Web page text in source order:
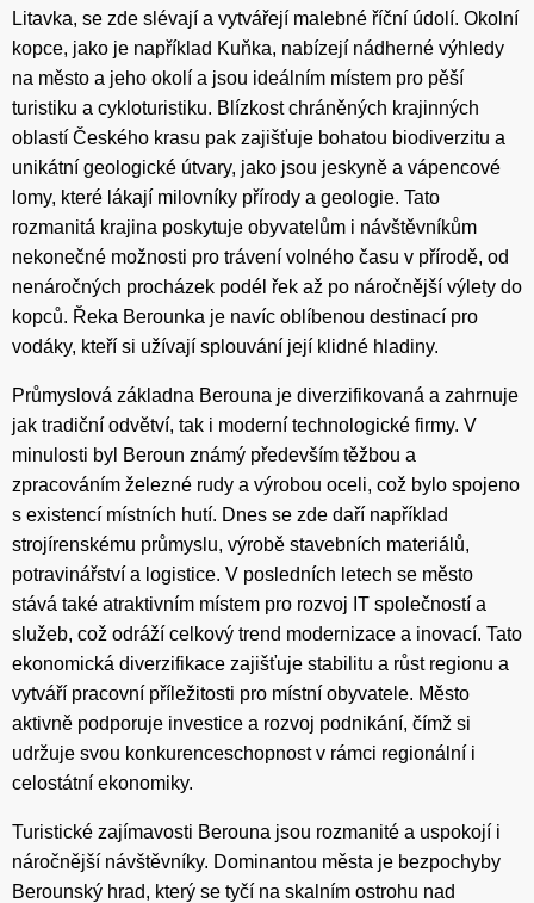
Litavka, se zde slévají a vytvářejí malebné říční údolí. Okolní
kopce, jako je například Kuňka, nabízejí nádherné výhledy
na město a jeho okolí a jsou ideálním místem pro pěší
turistiku a cykloturistiku. Blízkost chráněných krajinných
oblastí Českého krasu pak zajišťuje bohatou biodiverzitu a
unikátní geologické útvary, jako jsou jeskyně a vápencové
lomy, které lákají milovníky přírody a geologie. Tato
rozmanitá krajina poskytuje obyvatelům i návštěvníkům
nekonečné možnosti pro trávení volného času v přírodě, od
nenáročných procházek podél řek až po náročnější výlety do
kopců. Řeka Berounka je navíc oblíbenou destinací pro
vodáky, kteří si užívají splouvání její klidné hladiny.
Průmyslová základna Berouna je diverzifikovaná a zahrnuje
jak tradiční odvětví, tak i moderní technologické firmy. V
minulosti byl Beroun známý především těžbou a
zpracováním železné rudy a výrobou oceli, což bylo spojeno
s existencí místních hutí. Dnes se zde daří například
strojírenskému průmyslu, výrobě stavebních materiálů,
potravinářství a logistice. V posledních letech se město
stává také atraktivním místem pro rozvoj IT společností a
služeb, což odráží celkový trend modernizace a inovací. Tato
ekonomická diverzifikace zajišťuje stabilitu a růst regionu a
vytváří pracovní příležitosti pro místní obyvatele. Město
aktivně podporuje investice a rozvoj podnikání, čímž si
udržuje svou konkurenceschopnost v rámci regionální i
celostátní ekonomiky.
Turistické zajímavosti Berouna jsou rozmanité a uspokojí i
náročnější návštěvníky. Dominantou města je bezpochyby
Berounský hrad, který se tyčí na skalním ostrohu nad